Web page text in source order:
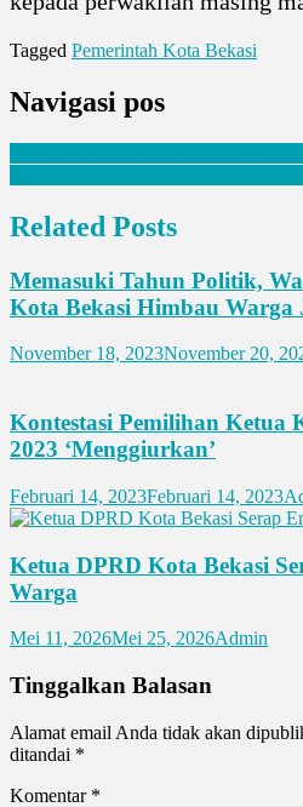
Tagged Pemerintah Kota Bekasi
Navigasi pos
Related Posts
Memasuki Tahun Politik,
Kota Bekasi Himbau Warga
November 18, 2023November 20,
Kontestasi Pemilihan Ketua
2023 ‘Menggiurkan’
Februari 14, 2023Februari 14, 2023
Ketua DPRD Kota Bekasi
Warga
Mei 11, 2026Mei 25, 2026Admin
Tinggalkan Balasan
Alamat email Anda tidak akan
ditandai *
Komentar *